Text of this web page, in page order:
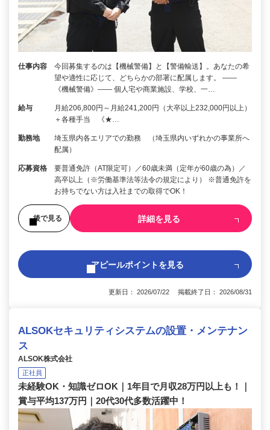
仕事内容
今回募集するのは【機械警備】と【警備輸送】。あなたの希
望や適性に応じて、どちらかの部署に配属します。 ――
《機械警備》―― 個人宅や商業施設、学校、一…
給与
月給206,800円～月給241,200円（大卒以上232,000円以上）
＋各種手当 《★…
勤務地
埼玉県内各エリアでの勤務 （埼玉県内いずれかの事業所へ
配属）
応募資格
要普通免許（AT限定可）／60歳未満（定年が60歳の為）／
高卒以上（※労働基準法等法令の規定により） ※普通免許を
お持ちでない方は入社までの取得でOK！
後で見る 詳細を見る
アピールポイントを見る
更新日： 2026/07/22 掲載終了日： 2026/08/31
ALSOKセキュリティシステムの設置・メンテナン
ス
ALSOK株式会社
正社員
未経験OK・知識ゼロOK｜1年目で月収28万円以上も！｜
賞与平均137万円｜20代30代多数活躍中！